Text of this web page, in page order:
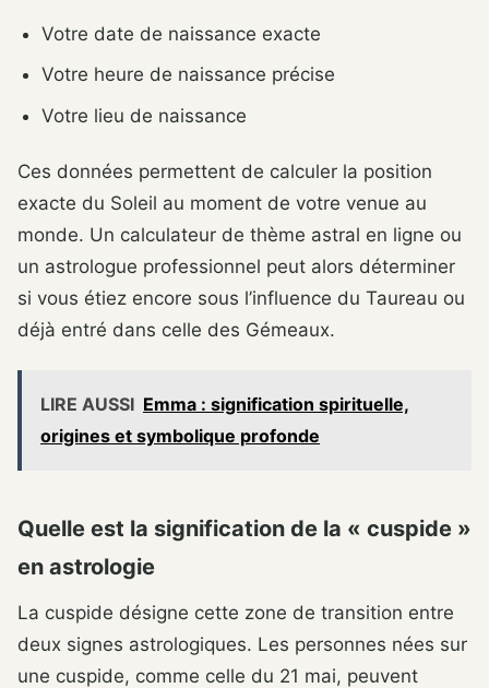
Votre date de naissance exacte
Votre heure de naissance précise
Votre lieu de naissance
Ces données permettent de calculer la position
exacte du Soleil au moment de votre venue au
monde. Un calculateur de thème astral en ligne ou
un astrologue professionnel peut alors déterminer
si vous étiez encore sous l’influence du Taureau ou
déjà entré dans celle des Gémeaux.
LIRE AUSSI Emma : signification spirituelle,
origines et symbolique profonde
Quelle est la signification de la « cuspide »
en astrologie
La cuspide désigne cette zone de transition entre
deux signes astrologiques. Les personnes nées sur
une cuspide, comme celle du 21 mai, peuvent